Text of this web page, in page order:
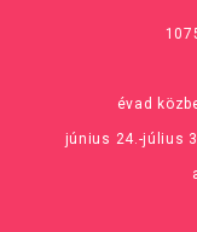
évad
június 24.-július